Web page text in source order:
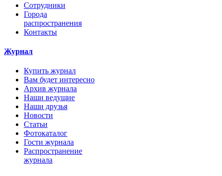
Сотрудники
Города
распространения
Контакты
Журнал
Купить журнал
Вам будет интересно
Архив журнала
Наши ведущие
Наши друзья
Новости
Статьи
Фотокаталог
Гости журнала
Распространение
журнала